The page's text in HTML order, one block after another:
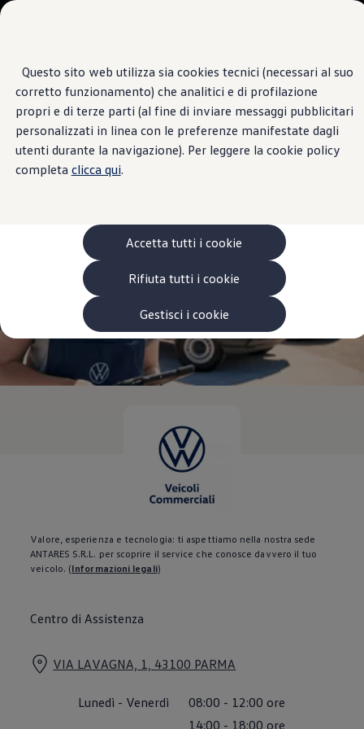
Questo sito web utilizza sia cookies tecnici (necessari al suo
corretto funzionamento) che analitici e di profilazione
propri e di terze parti (al fine di inviare messaggi pubblicitari
personalizzati in linea con le preferenze manifestate dagli
utenti durante la navigazione). Per leggere la cookie policy
completa clicca qui.
Accetta tutti i cookie
Rifiuta tutti i cookie
Gestisci i cookie
Passa ai
contenuti
principali
Passa
a
fondo
pagina
VanLife
Pick-up
Veicoli Commerciali Elettrici
Van
Modelli precedenti
Confronta i modelli
Configurazioni salvate
Volkswagen Auto
Acquista il tuo Veicolo Volkswagen
Ecoincentivi Volkswagen
5 Plus
Usato Certificato
Garanzia Usato
Assicurazioni
Clienti Business
Gamma, promozioni e servizi
Service Flotte
Area Contatti Clienti Business
Servizi Finanziari
Progetto Valore Volkswagen
Leasing Finanziario
Servizi Assicurativi
Polizza Protezione Credito
Assicurazione GAP Protezioneventi
Estensione Garanzia Usato
Furto e incendio
Safe inMotion e Capital Safe +
Allestimenti e personalizzazioni
Allestimenti chiavi in mano
Trasporto persone con disabilità
Mobilità elettrica e Ibrida Plug-In
Soluzioni di ricarica e autonomia
Simulatore dell’autonomia
Ricarica domestica
Ricarica in movimento
ANTARES
Valore, esperienza e tecnologia: ti aspettiamo nella nostra sede
ANTARES S.R.L. per scoprire il service che conosce davvero il tuo
veicolo. (Informazioni legali)
Centro di Assistenza
VIA LAVAGNA, 1, 43100 PARMA
Lunedì - Venerdì 08:00 - 12:00 ore
14:00 - 18:00 ore